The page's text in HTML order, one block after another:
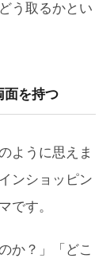
う取るかとい
面を持つ
ように思えま
ンショッピン
です。
か？」「どこ